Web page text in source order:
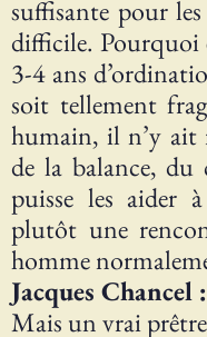
suffisante pour
difficile. Pourquoi
3-4 ans
soit tellement
humain, il n’y ait
de la balance,
puisse les aider
plutôt une
homme
Jacques Chancel :
Mais un vrai